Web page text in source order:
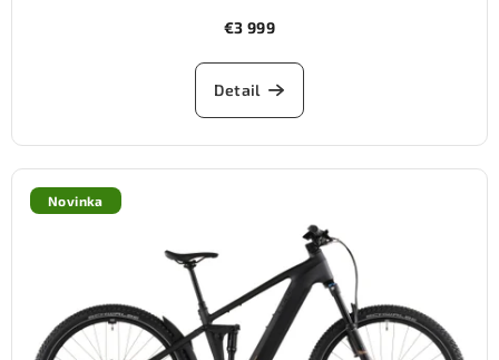
€3 999
Detail
Novinka